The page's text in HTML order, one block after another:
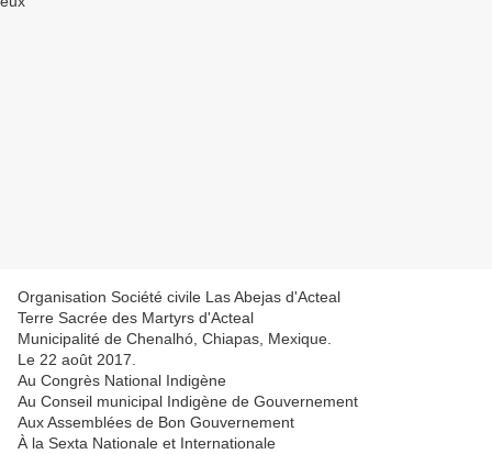
Organisation Société civile Las Abejas d'Acteal
Terre Sacrée des Martyrs d'Acteal
Municipalité de Chenalhó, Chiapas, Mexique.
Le 22 août 2017.
Au Congrès National Indigène
Au Conseil municipal Indigène de Gouvernement
Aux Assemblées de Bon Gouvernement
À la Sexta Nationale et Internationale